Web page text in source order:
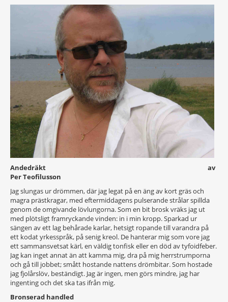
Andedräkt av
Per Teofilusson
Jag slungas ur drömmen, där jag legat på en äng av kort gräs och
magra prästkragar, med eftermiddagens pulserande strålar spillda
genom de omgivande lövlungorna. Som en bit brosk vräks jag ut
med plötsligt framryckande vinden: in i min kropp. Sparkad ur
sängen av ett lag behårade karlar, hetsigt ropande till varandra på
ett kodat yrkesspråk, på senig kreol. De hanterar mig som vore jag
ett sammansvetsat kärl, en väldig tonfisk eller en död av tyfoidfeber.
Jag kan inget annat än att kamma mig, dra på mig herrstrumporna
och gå till jobbet; smått hostande nattens drömbitar. Som hostade
jag fjolårslöv, beständigt. Jag är ingen, men görs mindre, jag har
ingenting och det ska tas ifrån mig.
Bronserad handled